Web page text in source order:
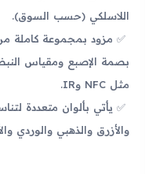
اللاسلكي (حسب السوق).
مزود بمجموعة كاملة
بصمة الإصبع ومقياس
مثل NFC وIR.
يأتي بألوان متعددة
والأزرق والذهبي والوردي